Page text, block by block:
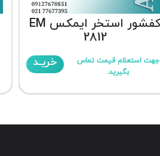
کفشور استخر ایمکس EM
2812
جهت استعلام قیمت تماس
بگیرید.
خریـد